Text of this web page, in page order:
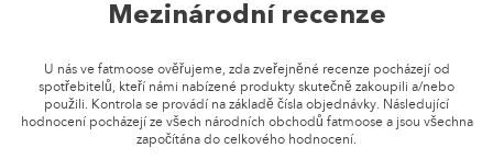
Mezinárodní recenze
U nás ve fatmoose ověřujeme, zda zveřejněné recenze pocházejí od
spotřebitelů, kteří námi nabízené produkty skutečně zakoupili a/nebo
použili. Kontrola se provádí na základě čísla objednávky. Následující
hodnocení pocházejí ze všech národních obchodů fatmoose a jsou všechna
započítána do celkového hodnocení.